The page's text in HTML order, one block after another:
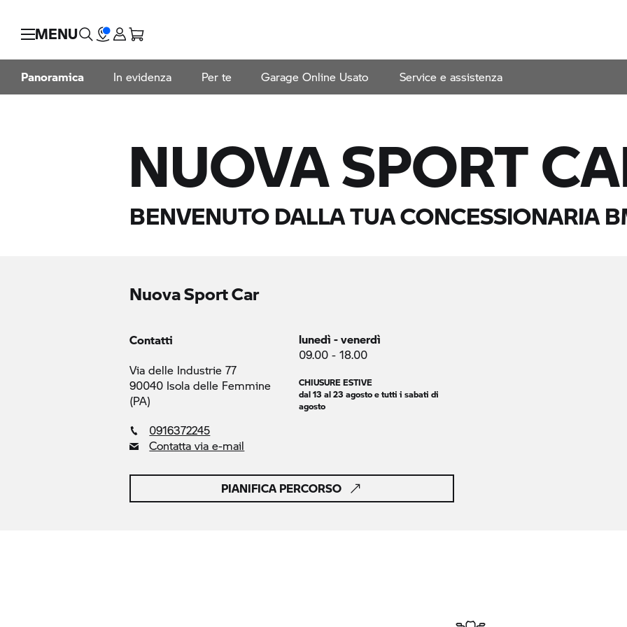
MENU
Panoramica In evidenza Per te Garage Online Usato Service e assistenza
NUOVA SPORT
BENVENUTO DALLA TUA CONCESSIONARIA
Nuova Sport Car
Contatti
Via delle Industrie 77
90040 Isola delle Femmine
(PA)
0916372245
Contatta via e-mail
lunedì - venerdì
09.00 - 18.00
CHIUSURE ESTIVE
dal 13 al 23 agosto e tutti i sabati di
agosto
PIANIFICA PERCORSO